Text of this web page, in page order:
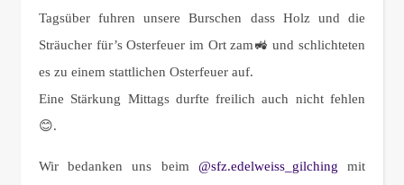
Tagsüber fuhren unsere Burschen dass Holz und die
Sträucher für’s Osterfeuer im Ort zam🚜 und schlichteten
es zu einem stattlichen Osterfeuer auf.
Eine Stärkung Mittags durfte freilich auch nicht fehlen
😊.
Wir bedanken uns beim @sfz.edelweiss_gilching mit